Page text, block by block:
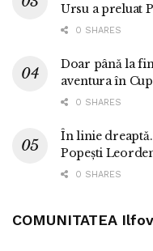
Ursu a preluat
0 SHARES
Doar până la
aventura în
0 SHARES
În linie
Popești
0 SHARES
COMUNITATEA